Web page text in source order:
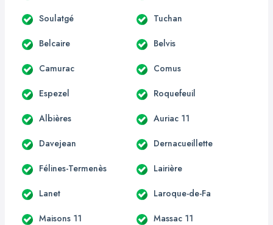
Soulatgé Tuchan
Belcaire Belvis
Camurac Comus
Espezel Roquefeuil
Albières Auriac 11
Davejean Dernacueillette
Félines-Termenès Lairière
Lanet Laroque-de-Fa
Maisons 11 Massac 11